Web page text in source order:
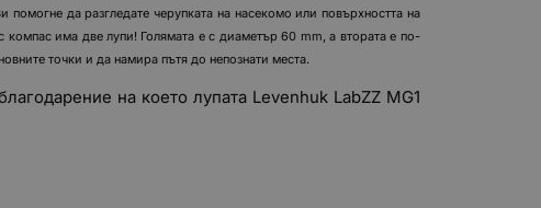
да разгледате черупката на насекомо или повърхността на
компас има две лупи! Голямата е с диаметър 60 mm, а втората е по-
точки и да намира пътя до непознати места.
на което лупата Levenhuk LabZZ MG1